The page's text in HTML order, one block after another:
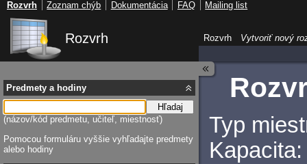
Rozvrh
Typ
Predmety a hodiny
Hľadaj
(názov/kód predmetu, učiteľ, miestnosť)
Pomocou formuláru vyššie vyhľadajte predmety
alebo hodiny
Rozvrh Vytvoriť nový
Rozvrh Zoznam chýb Dokumentácia FAQ Mailing list